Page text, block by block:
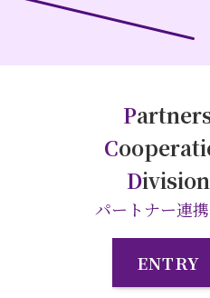
P
C
Division
パートナー連
ENTRY